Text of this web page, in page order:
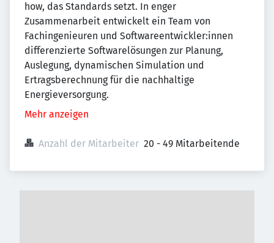
how, das Standards setzt. In enger
Zusammenarbeit entwickelt ein Team von
Fachingenieuren und Softwareentwickler:innen
differenzierte Softwarelösungen zur Planung,
Auslegung, dynamischen Simulation und
Ertragsberechnung für die nachhaltige
Energieversorgung.
Mehr anzeigen
Anzahl der Mitarbeiter 20 - 49 Mitarbeitende